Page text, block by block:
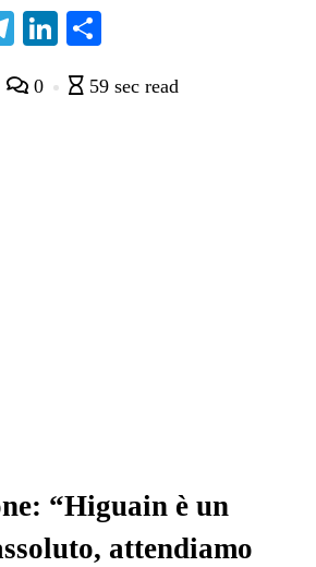
Te
gr
Li
ed di
0 59 sec read
“Higuain è un
attendiamo